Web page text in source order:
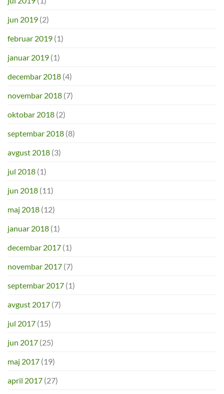
jun 2019 (2)
februar 2019 (1)
januar 2019 (1)
decembar 2018 (4)
novembar 2018 (7)
oktobar 2018 (2)
septembar 2018 (8)
avgust 2018 (3)
jul 2018 (1)
jun 2018 (11)
maj 2018 (12)
januar 2018 (1)
decembar 2017 (1)
novembar 2017 (7)
septembar 2017 (1)
avgust 2017 (7)
jul 2017 (15)
jun 2017 (25)
maj 2017 (19)
april 2017 (27)